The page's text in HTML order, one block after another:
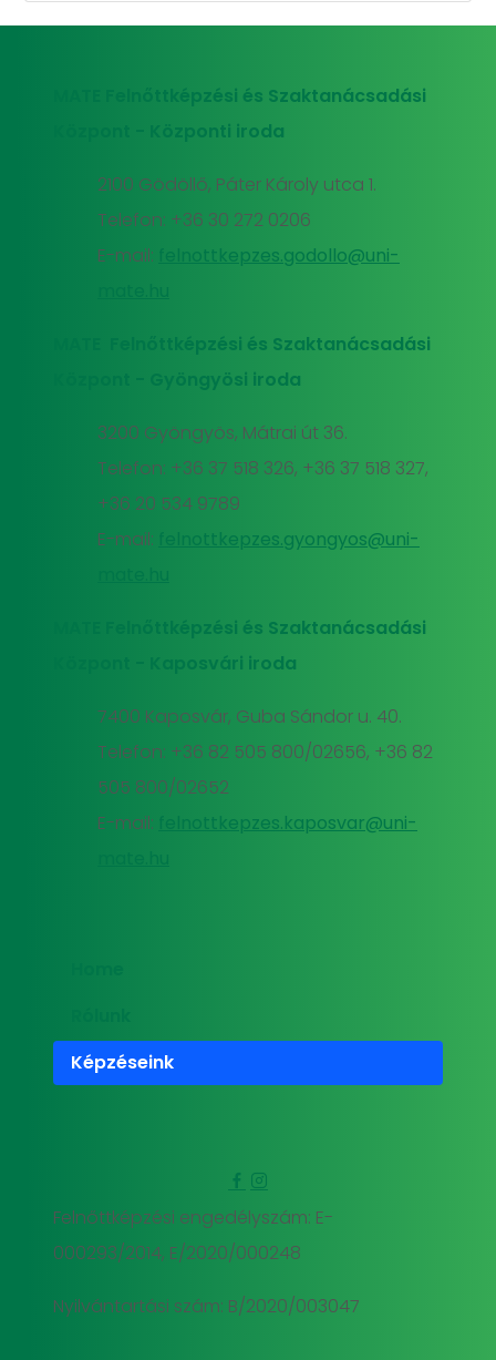
MATE Felnőttképzési és Szaktanácsadási
Központ - Központi iroda
2100 Gödöllő, Páter Károly utca 1.
Telefon: +36 30 272 0206
E-mail:
felnottkepzes.godollo@uni-
MATE Felnőttképzési és Szaktanácsadási
Központ - Gyöngyösi iroda
3200 Gyöngyös, Mátrai út 36.
Telefon: +36 37 518 326, +36 37 518 327,
+36 20 534 9789
E-mail:
felnottkepzes.gyongyos@uni-
MATE Felnőttképzési és Szaktanácsadási
Központ - Kaposvári iroda
7400 Kaposvár, Guba Sándor u. 40.
Telefon: +36 82 505 800/02656, +36 82
505 800/02652
E-mail:
felnottkepzes.kaposvar@uni-
Képzéseink
Felnőttképzési engedélyszám: E-
000293/2014, E/2020/000248
Nyilvántartási szám: B/2020/003047